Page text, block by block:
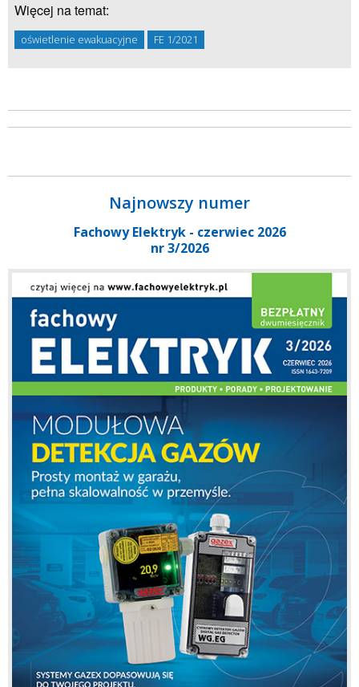
Więcej na temat:
oświetlenie ewakuacyjne FE 1/2021
Najnowszy numer
Fachowy Elektryk - czerwiec 2026
nr 3/2026